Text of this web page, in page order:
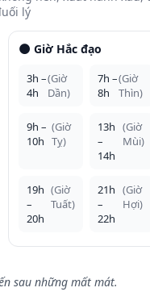
lý
🌑 Giờ Hắc đạo
3h –
4h
(Giờ
Dần)
7h –
8h
(Giờ
Thìn)
9h –
10h
(Giờ
Tỵ)
13h
–
14h
(Giờ
Mùi)
19h
–
20h
(Giờ
Tuất)
21h
–
22h
(Giờ
Hợi)
sau những mất mát.